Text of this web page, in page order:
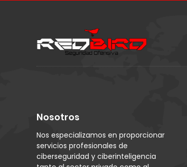
Nosotros
Nos especializamos en proporcionar
servicios profesionales de
ciberseguridad y ciberinteligencia